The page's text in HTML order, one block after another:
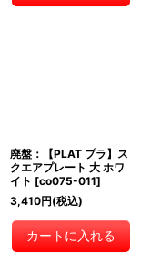
廃盤：【PLAT プラ】ス
クエアプレート 大 ホワ
イト [co075-011]
3,410円(税込)
カートに入れる